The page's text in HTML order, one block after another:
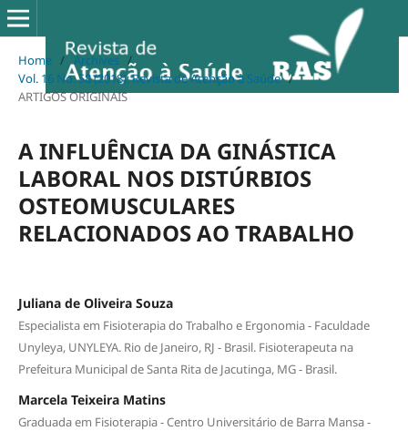
Home / Archives /
Vol. 16 No. 58 (2018): Revista de Atenção à Saúde /
ARTIGOS ORIGINAIS
A INFLUÊNCIA DA GINÁSTICA
LABORAL NOS DISTÚRBIOS
OSTEOMUSCULARES
RELACIONADOS AO TRABALHO
Juliana de Oliveira Souza
Especialista em Fisioterapia do Trabalho e Ergonomia - Faculdade
Unyleya, UNYLEYA. Rio de Janeiro, RJ - Brasil. Fisioterapeuta na
Prefeitura Municipal de Santa Rita de Jacutinga, MG - Brasil.
Marcela Teixeira Matins
Graduada em Fisioterapia - Centro Universitário de Barra Mansa -